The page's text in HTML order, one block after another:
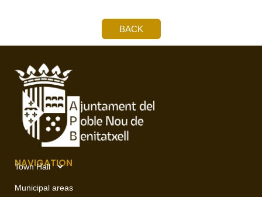
BACK
NAVIGATION
Town Hall
Municipal areas